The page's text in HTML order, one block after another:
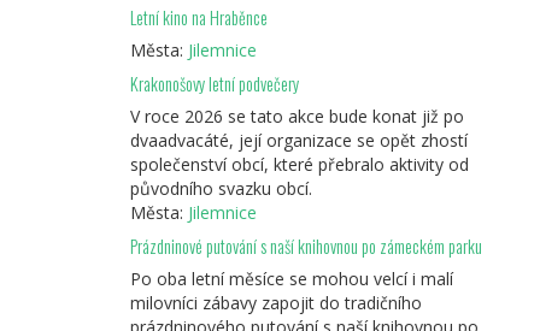
Letní kino na Hraběnce
Města: Jilemnice
Krakonošovy letní podvečery
V roce 2026 se tato akce bude konat již po
dvaadvacáté, její organizace se opět zhostí
společenství obcí, které přebralo aktivity od
původního svazku obcí.
Města: Jilemnice
Prázdninové putování s naší knihovnou po zámeckém parku
Po oba letní měsíce se mohou velcí i malí
milovníci zábavy zapojit do tradičního